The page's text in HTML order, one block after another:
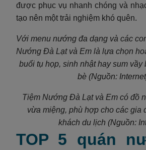
được phục vụ nhanh chóng và
tạo nên một trải nghiệm khó quên.
Với menu nướng đa dạng và các
Nướng Đà Lạt và Em là lựa chọn
buổi tụ họp, sinh nhật hay sum vầy
bè (Nguồn:
Tiệm Nướng Đà Lạt và Em có đồ
vừa miệng, phù hợp cho các gia
khách du lịch (Nguồn:
TOP 5 quán